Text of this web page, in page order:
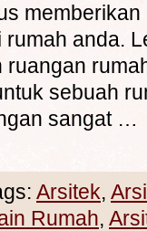
anda.
sebuah
sangat …
Arsitek,
Rumah,